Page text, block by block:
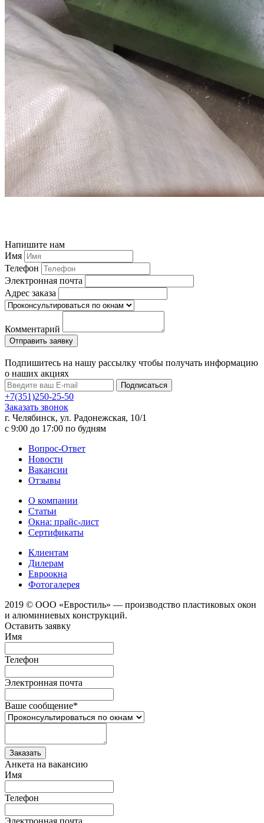
Напишите нам
Имя
Телефон
Электронная почта
Адрес заказа
Комментарий
Подпишитесь на нашу рассылку чтобы получать информацию
о наших акциях
Подписаться
+7(351)250-25-50
Заказать звонок
г. Челябинск, ул. Радонежская, 10/1
c 9:00 до 17:00 по будням
Вопрос-Ответ
Новости
Вакансии
Отзывы
О компании
Статьи
Окна: прайс-лист
Сертификаты
Клиентам
Дилерам
Евроокна
Фотогалерея
2019 © ООО «Евростиль» — производство пластиковых окон
и алюминиевых конструкций.
Оставить заявку
Имя
Телефон
Электронная почта
Ваше сообщение*
Анкета на вакансию
Имя
Телефон
Электронная почта